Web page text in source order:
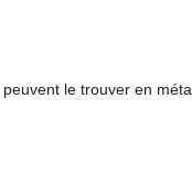
le trouver en